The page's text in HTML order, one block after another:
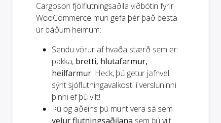
Cargoson fjölflutningsaðila viðbótin fyrir
WooCommerce mun gefa þér það besta
úr báðum heimum:
Sendu vörur af hvaða stærð sem er:
pakka, bretti, hlutafarmur,
heilfarmur. Heck, þú getur jafnvel
sýnt sjóflutningavalkosti í versluninni
þinni ef þú vilt!
Þú og aðeins þú munt vera sá sem
velur flutningsaðilana sem þú vilt